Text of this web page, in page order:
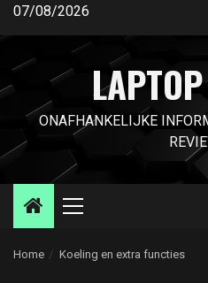
Ga
inhoud
07/08/2026
ONAFHANKELIJKE
Primair
Home Koeling en extra functies